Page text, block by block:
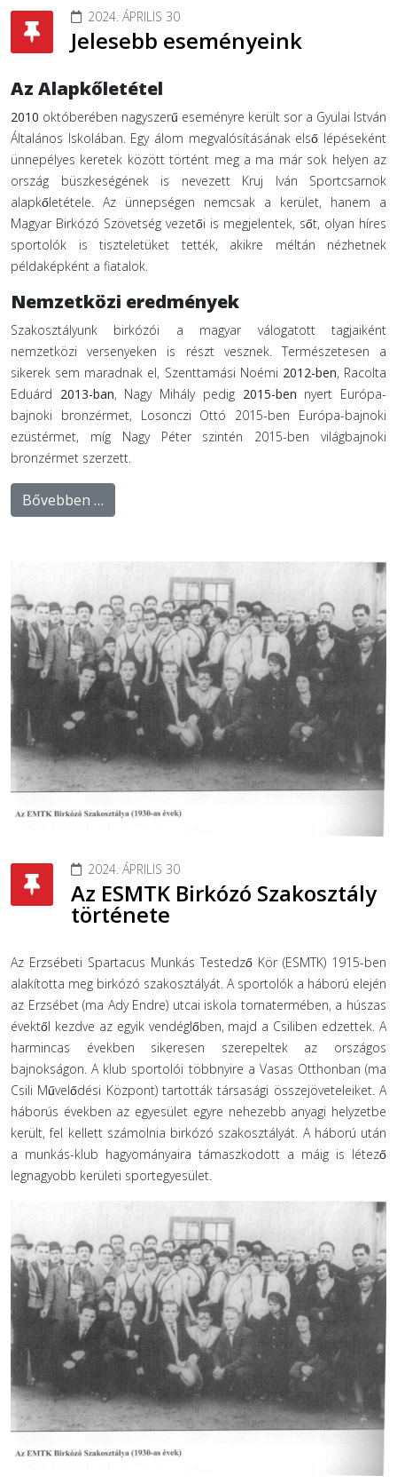
2024. ÁPRILIS 30
Jelesebb eseményeink
Az Alapkőletétel
2010 októberében nagyszerű eseményre került sor a Gyulai István
Általános Iskolában. Egy álom megvalósításának első lépéseként
ünnepélyes keretek között történt meg a ma már sok helyen az
ország büszkeségének is nevezett Kruj Iván Sportcsarnok
alapkőletétele. Az ünnepségen nemcsak a kerület, hanem a
Magyar Birkózó Szövetség vezetői is megjelentek, sőt, olyan híres
sportolók is tiszteletüket tették, akikre méltán nézhetnek
példaképként a fiatalok.
Nemzetközi eredmények
Szakosztályunk birkózói a magyar válogatott tagjaiként
nemzetközi versenyeken is részt vesznek. Természetesen a
sikerek sem maradnak el, Szenttamási Noémi 2012-ben, Racolta
Eduárd 2013-ban, Nagy Mihály pedig 2015-ben nyert Európa-
bajnoki bronzérmet, Losonczi Ottó 2015-ben Európa-bajnoki
ezüstérmet, míg Nagy Péter szintén 2015-ben világbajnoki
bronzérmet szerzett.
Bővebben …
2024. ÁPRILIS 30
Az ESMTK Birkózó Szakosztály
története
Az Erzsébeti Spartacus Munkás Testedző Kör (ESMTK) 1915-ben
alakította meg birkózó szakosztályát. A sportolók a háború elején
az Erzsébet (ma Ady Endre) utcai iskola tornatermében, a húszas
évektől kezdve az egyik vendéglőben, majd a Csiliben edzettek. A
harmincas években sikeresen szerepeltek az országos
bajnokságon. A klub sportolói többnyire a Vasas Otthonban (ma
Csili Művelődési Központ) tartották társasági összejöveteleiket. A
háborús években az egyesület egyre nehezebb anyagi helyzetbe
került, fel kellett számolnia birkózó szakosztályát. A háború után
a munkás-klub hagyományaira támaszkodott a máig is létező
legnagyobb kerületi sportegyesület.